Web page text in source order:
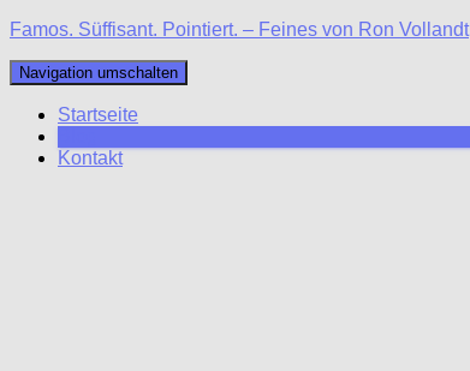
Famos. Süffisant. Pointiert. – Feines von Ron Vollandt
Navigation umschalten
Startseite
Kontakt